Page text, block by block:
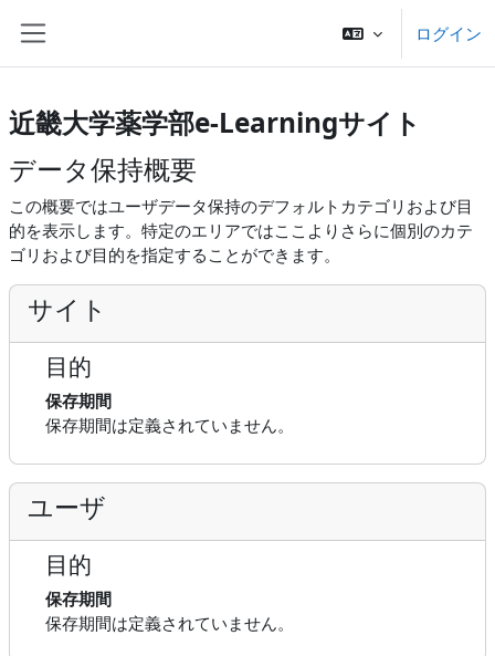
ログイン
近畿大学薬学部e-Learningサイト
データ保持概要
この概要ではユーザデータ保持のデフォルトカテゴリおよび目
的を表示します。特定のエリアではここよりさらに個別のカテ
ゴリおよび目的を指定することができます。
サイト
目的
保存期間
保存期間は定義されていません。
ユーザ
目的
保存期間
保存期間は定義されていません。